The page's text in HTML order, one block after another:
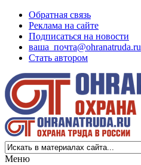
Обратная связь
Реклама на сайте
Подписаться на новости
ваша_почта@ohranatruda.ru
Стать автором
Меню